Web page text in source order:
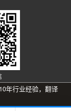
年行业经验，翻译